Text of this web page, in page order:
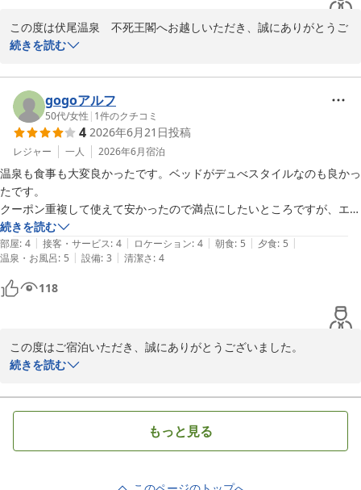
伏尾温泉　不死王閣　スタッフ一同
2026-06-29
この度は伏尾温泉　不死王閣へお越しいただき、誠にありがとうご
ざいました。
をいただき、大変嬉しく存じます。
一方で、エレベーターの設備や寝具に関しまして、ご不便とご心配
をおかけし申し訳ございませんでした。
エレベーターの点検および寝具の改善につきましては、今後のサー
ビス向上のための貴重なご意見として参考にさせていただきます。
当館は大阪市内から近く、大阪市内から車で30分。大阪空港より車
で２０分。阪急池田駅より車で10分。送迎あり。詳しくはお問い合
わせください。とアクセスも良好ですので、またふらっと温泉に浸
かりたくなりましたら、ぜひお気軽にお立ち寄りください。
お客様のまたのお越しを心よりお待ちしております。
伏尾温泉 不死王閣
続きを読む
gogoアルフ
50代/女性 | 1件のクチコミ
4 2026年6月21日投稿
レジャー 一人 2026年6月宿泊
温泉も食事も大変良かったです。ベッドがデュべスタイルなのも良かっ
たです。
クーポン重複して使えて安かったので満点にしたいところですが、エレ
ベーターが古くて怖かったのと、
窓の外側に蜘蛛の巣たくさんだったのと、ティッシュがすぐに無くなり
予備が置いてなかったので総合４点にしましたが、また違う季節にも行
ってみたいです。
続きを読む
部屋: 4 | 接客・サービス: 4 | ロケーション: 4 | 朝食: 5 | 夕食: 5 |
温泉・お風呂: 5 | 設備: 3 | 清潔さ: 4
118
この度はご宿泊いただき、誠にありがとうございました。
また、ベッドのデュベスタイルにつきましても快適にお休みいただ
けたご様子に安心いたしました。
さらに、クーポンもご活用いただき、お得にご滞在をお楽しみいた
続きを読む
もっと見る